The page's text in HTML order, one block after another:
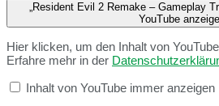
„Resident Evil 2 Remake – Gameplay
YouTube
Hier klicken, um den Inhalt von
Erfahre mehr in der
Inhalt von YouTube immer anzeigen